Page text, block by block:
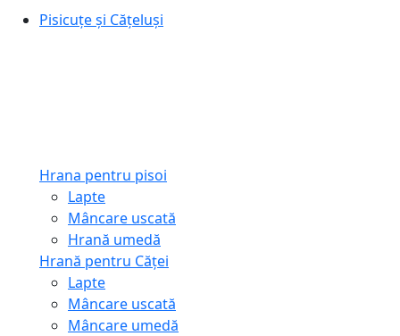
Pisicuțe și Cățeluși
Hrana pentru pisoi
Lapte
Mâncare uscată
Hrană umedă
Hrană pentru Căței
Lapte
Mâncare uscată
Mâncare umedă